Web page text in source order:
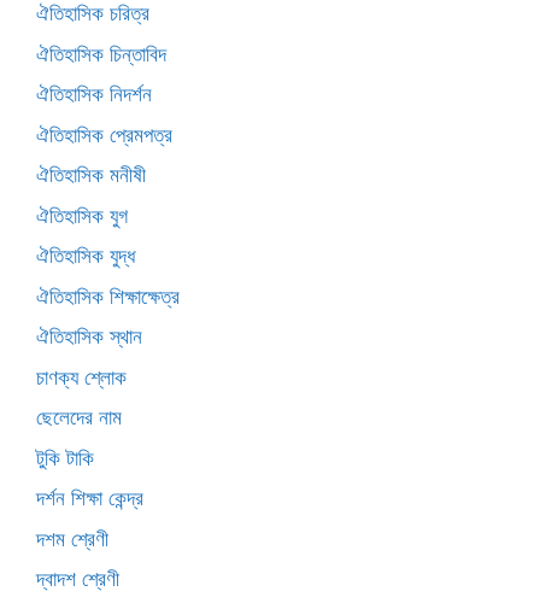
ঐতিহাসিক চরিত্র
ঐতিহাসিক চিন্তাবিদ
ঐতিহাসিক নিদর্শন
ঐতিহাসিক প্রেমপত্র
ঐতিহাসিক মনীষী
ঐতিহাসিক যুগ
ঐতিহাসিক যুদ্ধ
ঐতিহাসিক শিক্ষাক্ষেত্র
ঐতিহাসিক স্থান
চাণক্য শ্লোক
ছেলেদের নাম
টুকি টাকি
দর্শন শিক্ষা কেন্দ্র
দশম শ্রেণী
দ্বাদশ শ্রেণী